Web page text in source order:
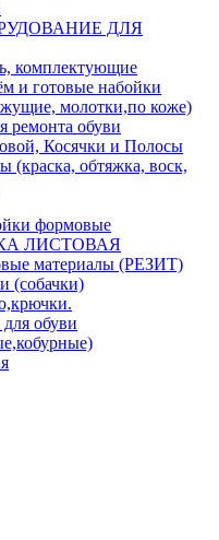
ДЛЯ
комплектующие
и готовые набойки
молотки,по коже)
ремонта обуви
Косячки и Полосы
(краска, обтяжка, воск,
формовые
ЛИСТОВАЯ
материалы (РЕЗИТ)
(собачки)
обуви